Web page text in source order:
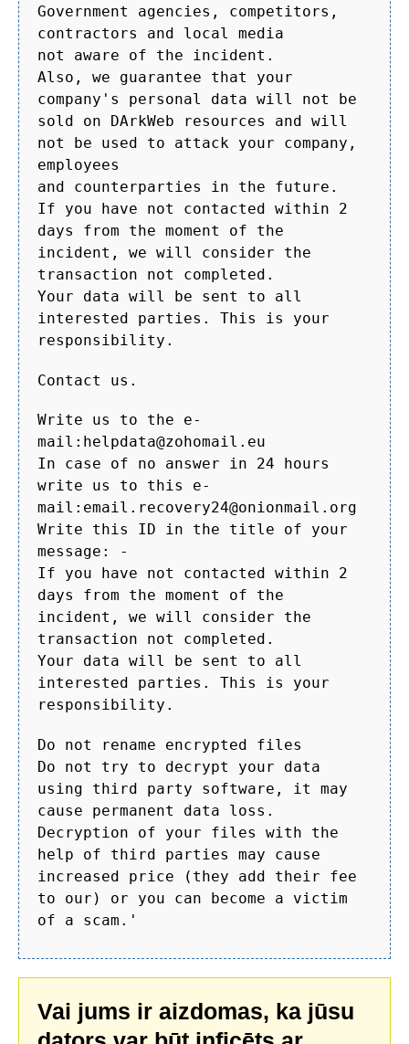
Government agencies, competitors,
contractors and local media
not aware of the incident.
Also, we guarantee that your
company's personal data will not be
sold on DArkWeb resources and will
not be used to attack your company,
employees
and counterparties in the future.
If you have not contacted within 2
days from the moment of the
incident, we will consider the
transaction not completed.
Your data will be sent to all
interested parties. This is your
responsibility.
Contact us.
Write us to the e-
mail:helpdata@zohomail.eu
In case of no answer in 24 hours
write us to this e-
mail:email.recovery24@onionmail.org
Write this ID in the title of your
message: -
If you have not contacted within 2
days from the moment of the
incident, we will consider the
transaction not completed.
Your data will be sent to all
interested parties. This is your
responsibility.
Do not rename encrypted files
Do not try to decrypt your data
using third party software, it may
cause permanent data loss.
Decryption of your files with the
help of third parties may cause
increased price (they add their fee
to our) or you can become a victim
of a scam.'
Vai jums ir aizdomas, ka jūsu